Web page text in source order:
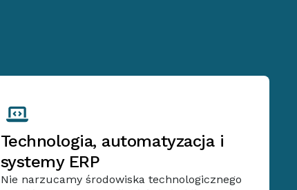
Technologia, automatyzacja i
systemy ERP
Nie narzucamy środowiska technologicznego